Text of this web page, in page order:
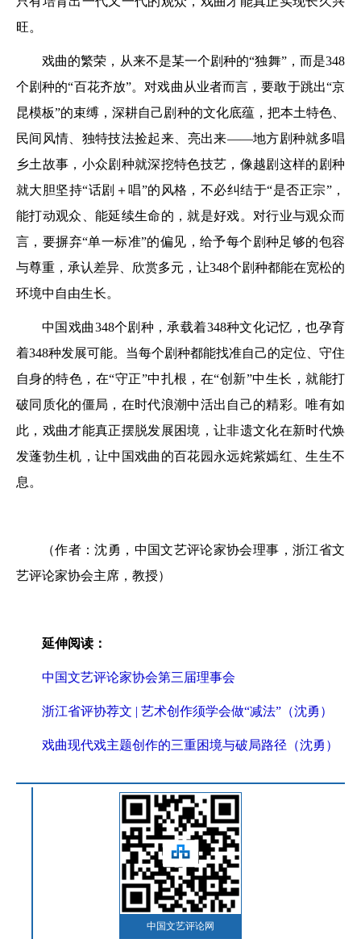
旺。
戏曲的繁荣，从来不是某一个剧种的“独舞”，而是348
个剧种的“百花齐放”。对戏曲从业者而言，要敢于跳出“京
昆模板”的束缚，深耕自己剧种的文化底蕴，把本土特色、
民间风情、独特技法捡起来、亮出来——地方剧种就多唱
乡土故事，小众剧种就深挖特色技艺，像越剧这样的剧种
就大胆坚持“话剧＋唱”的风格，不必纠结于“是否正宗”，
能打动观众、能延续生命的，就是好戏。对行业与观众而
言，要摒弃“单一标准”的偏见，给予每个剧种足够的包容
与尊重，承认差异、欣赏多元，让348个剧种都能在宽松的
环境中自由生长。
中国戏曲348个剧种，承载着348种文化记忆，也孕育
着348种发展可能。当每个剧种都能找准自己的定位、守住
自身的特色，在“守正”中扎根，在“创新”中生长，就能打
破同质化的僵局，在时代浪潮中活出自己的精彩。唯有如
此，戏曲才能真正摆脱发展困境，让非遗文化在新时代焕
发蓬勃生机，让中国戏曲的百花园永远姹紫嫣红、生生不
息。
（作者：沈勇，中国文艺评论家协会理事，浙江省文
艺评论家协会主席，教授）
延伸阅读：
中国文艺评论家协会第三届理事会
浙江省评协荐文 | 艺术创作须学会做“减法”（沈勇）
戏曲现代戏主题创作的三重困境与破局路径（沈勇）
中国文艺评论网